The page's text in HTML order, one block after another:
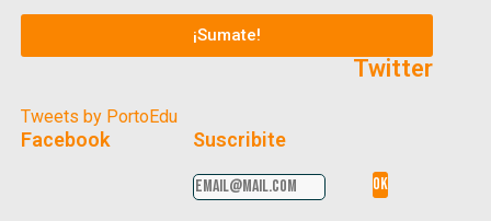
¡Sumate!
Twitter
Tweets by PortoEdu
Facebook Suscribite